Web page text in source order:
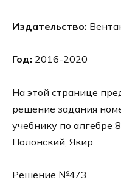
Издательство:
Год: 2016-2020
На этой странице
решение задания
учебнику по алгебре
Полонский, Якир.
Решение №473